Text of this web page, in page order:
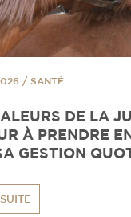
/ SANTÉ
DE LA
À PRENDRE
GESTION